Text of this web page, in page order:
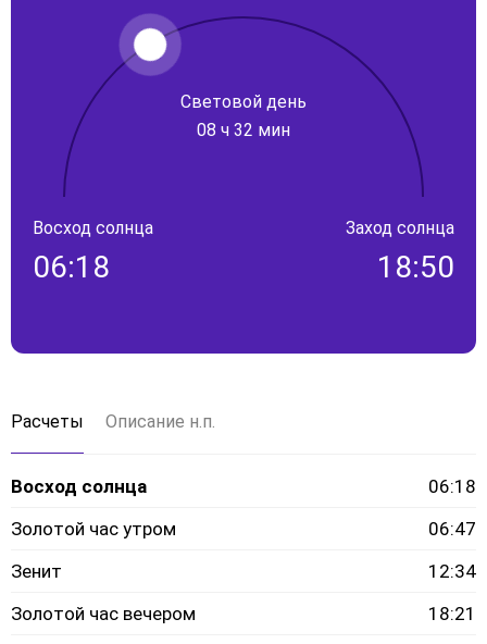
Световой день
08 ч 32 мин
Восход солнца
06:18
Заход солнца
18:50
Расчеты Описание н.п.
Восход солнца
06:18
Золотой час утром
06:47
Зенит
12:34
Золотой час вечером
18:21